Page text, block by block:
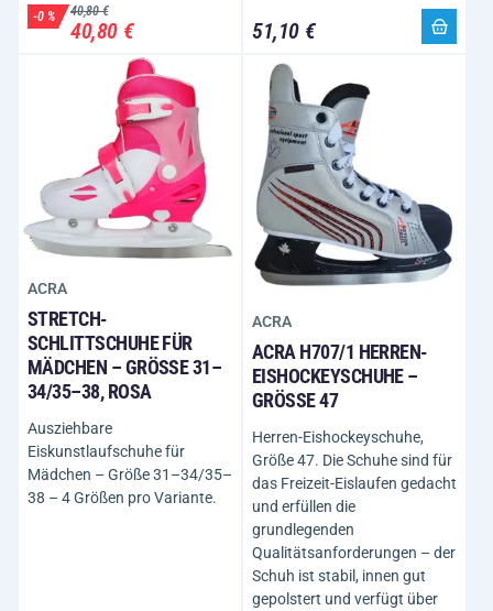
-0 %
40,80 €
40,80 €
51,10 €
ACRA
STRETCH-
SCHLITTSCHUHE FÜR
MÄDCHEN – GRÖSSE 31–3
4/35–38, ROSA
Ausziehbare
Eiskunstlaufschuhe für
Mädchen – Größe 31–34/35–
38 – 4 Größen pro Variante.
ACRA
ACRA H707/1 HERREN-
EISHOCKEYSCHUHE –
GRÖSSE 47
Herren-Eishockeyschuhe,
Größe 47. Die Schuhe sind für
das Freizeit-Eislaufen gedacht
und erfüllen die
grundlegenden
Qualitätsanforderungen – der
Schuh ist stabil, innen gut
gepolstert und verfügt über